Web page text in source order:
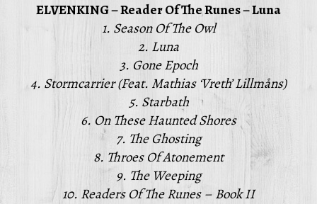
ELVENKING – Reader Of The Runes – Luna
1. Season Of The Owl
2. Luna
3. Gone Epoch
4. Stormcarrier (Feat. Mathias ‘Vreth’ Lillmåns)
5. Starbath
6. On These Haunted Shores
7. The Ghosting
8. Throes Of Atonement
9. The Weeping
10. Readers Of The Runes – Book II